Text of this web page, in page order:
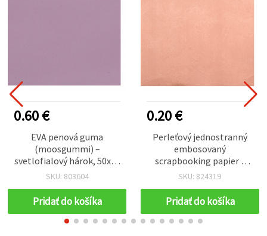
0.60 €
EVA penová guma
(moosgummi) –
svetlofialový hárok, 50x50
cm, 0,8–0,9 mm, materiál
dekorácie
SKU: 803604
Pridať do košíka
0.20 €
Perleťový jednostranný
embosovaný
scrapbooking papier s
motívom ruží, ružový –
SKU: 824319
Pridať do košíka